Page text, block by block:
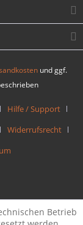
und ggf.
Hilfe / Support
Widerrufsrecht
Betrieb